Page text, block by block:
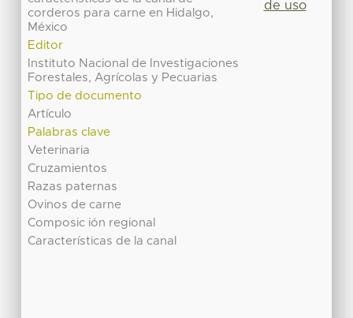
corderos para carne en Hidalgo,
México
Editor
Instituto Nacional de Investigaciones
Forestales, Agrícolas y Pecuarias
Tipo de documento
Artículo
Palabras clave
Veterinaria
Cruzamientos
Razas paternas
Ovinos de carne
Composic ión regional
Características de la canal
de uso